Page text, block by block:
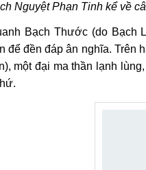
Nguyệt Phạn Tinh kể về
Bạch Thước (do Bạch
để đền đáp ân nghĩa.
một đại ma thần lạnh